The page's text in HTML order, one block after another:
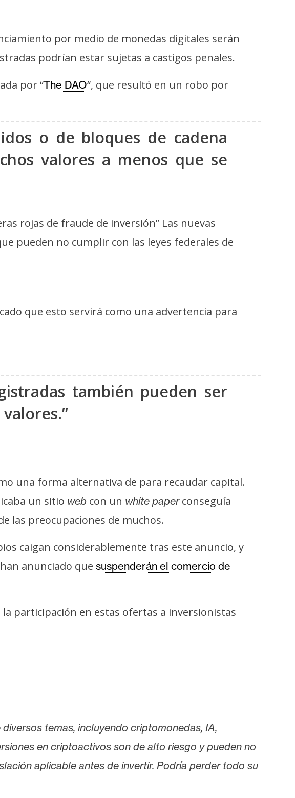
por medio de monedas digitales serán
podrían estar sujetas a castigos penales.
por “The DAO“, que resultó en un robo por
o de bloques de cadena
valores a menos que se
rojas de fraude de inversión” Las nuevas
pueden no cumplir con las leyes federales de
que esto servirá como una advertencia para
también pueden ser
una forma alternativa de para recaudar capital.
un sitio web con un white paperconseguía
las preocupaciones de muchos.
caigan considerablemente tras este anuncio, y
anunciado que suspenderán el comercio de
participación en estas ofertas a inversionistas
temas, incluyendo criptomonedas, IA,
en criptoactivos son de alto riesgo y pueden no
aplicable antes de invertir. Podría perder todo su